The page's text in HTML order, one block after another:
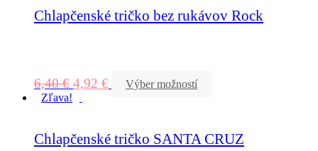
Chlapčenské tričko bez rukávov Rock
6,40€ 4,92 €
Výber možností
Zľava!
Chlapčenské tričko SANTA CRUZ